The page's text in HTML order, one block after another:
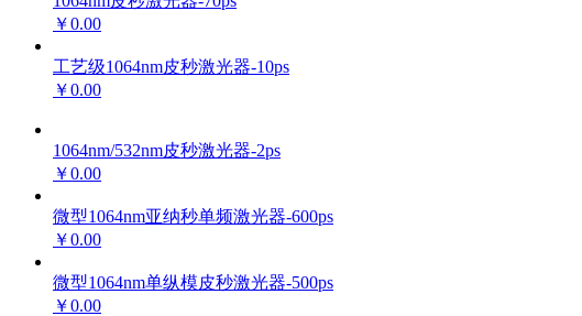
￥0.00
工艺级1064nm皮秒激光器-10ps
￥0.00
1064nm/532nm皮秒激光器-2ps
￥0.00
微型1064nm亚纳秒单频激光器-600ps
￥0.00
微型1064nm单纵模皮秒激光器-500ps
￥0.00